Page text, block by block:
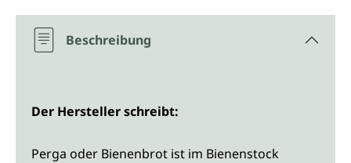
Beschreibung
Der Hersteller schreibt:
Perga oder Bienenbrot ist im Bienenstock